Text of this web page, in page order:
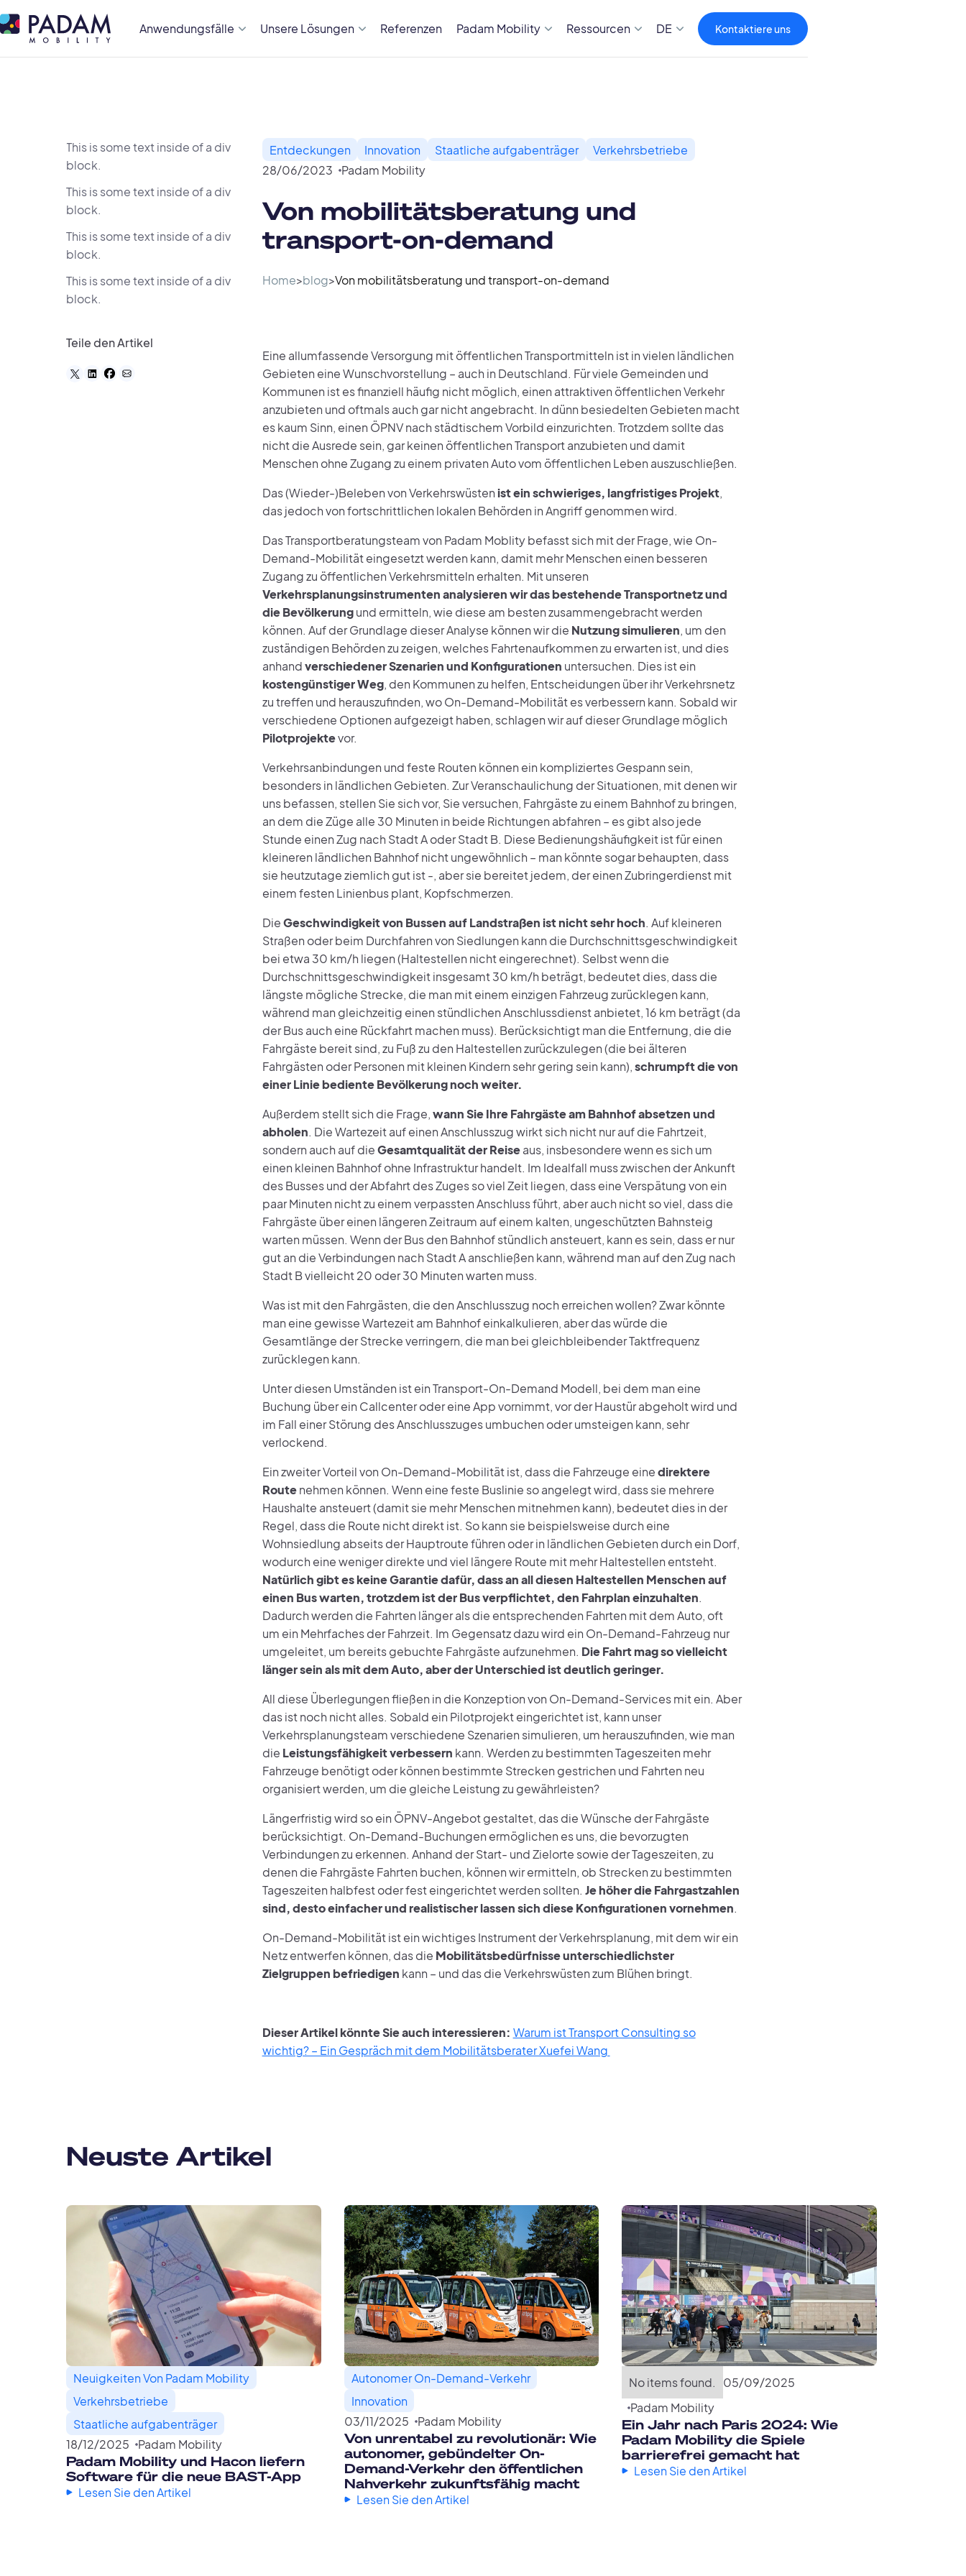
Anwendungsfälle Unsere Lösungen Referenzen Padam Mobility Ressourcen DE Kontaktiere uns
This is some text inside of a div
block.
This is some text inside of a div
block.
This is some text inside of a div
block.
This is some text inside of a div
block.
Teile den Artikel
Home>blog>Von mobilitätsberatung und transport-on-demand
Von mobilitätsberatung und
transport-on-demand
Entdeckungen Innovation Staatliche aufgabenträger
Verkehrsbetriebe
28/06/2023 Padam Mobility
Eine allumfassende Versorgung mit öffentlichen Transportmitteln ist in vielen ländlichen
Gebieten eine Wunschvorstellung – auch in Deutschland. Für viele Gemeinden und
Kommunen ist es finanziell häufig nicht möglich, einen attraktiven öffentlichen Verkehr
anzubieten und oftmals auch gar nicht angebracht. In dünn besiedelten Gebieten macht
es kaum Sinn, einen ÖPNV nach städtischem Vorbild einzurichten. Trotzdem sollte das
nicht die Ausrede sein, gar keinen öffentlichen Transport anzubieten und damit
Menschen ohne Zugang zu einem privaten Auto vom öffentlichen Leben auszuschließen.
Das (Wieder-)Beleben von Verkehrswüsten ist ein schwieriges, langfristiges Projekt,
das jedoch von fortschrittlichen lokalen Behörden in Angriff genommen wird.
Das Transportberatungsteam von Padam Moblity befasst sich mit der Frage, wie On-
Demand-Mobilität eingesetzt werden kann, damit mehr Menschen einen besseren
Zugang zu öffentlichen Verkehrsmitteln erhalten. Mit unseren
Verkehrsplanungsinstrumenten analysieren wir das bestehende Transportnetz und
die Bevölkerungund ermitteln, wie diese am besten zusammengebracht werden
können. Auf der Grundlage dieser Analyse können wir die Nutzung simulieren, um den
zuständigen Behörden zu zeigen, welches Fahrtenaufkommen zu erwarten ist, und dies
anhandverschiedener Szenarien und Konfigurationen untersuchen. Dies ist ein
kostengünstiger Weg, den Kommunen zu helfen, Entscheidungen über ihr Verkehrsnetz
zu treffen und herauszufinden, wo On-Demand-Mobilität es verbessern kann. Sobald wir
verschiedene Optionen aufgezeigt haben, schlagen wir auf dieser Grundlage möglich
Pilotprojektevor.
Verkehrsanbindungen und feste Routen können ein kompliziertes Gespann sein,
besonders in ländlichen Gebieten. Zur Veranschaulichung der Situationen, mit denen wir
uns befassen, stellen Sie sich vor, Sie versuchen, Fahrgäste zu einem Bahnhof zu bringen,
an dem die Züge alle 30 Minuten in beide Richtungen abfahren – es gibt also jede
Stunde einen Zug nach Stadt A oder Stadt B. Diese Bedienungshäufigkeit ist für einen
kleineren ländlichen Bahnhof nicht ungewöhnlich – man könnte sogar behaupten, dass
sie heutzutage ziemlich gut ist -, aber sie bereitet jedem, der einen Zubringerdienst mit
einem festen Linienbus plant, Kopfschmerzen.
DieGeschwindigkeit von Bussen auf Landstraßen ist nicht sehr hoch. Auf kleineren
Straßen oder beim Durchfahren von Siedlungen kann die Durchschnittsgeschwindigkeit
bei etwa 30 km/h liegen (Haltestellen nicht eingerechnet). Selbst wenn die
Durchschnittsgeschwindigkeit insgesamt 30 km/h beträgt, bedeutet dies, dass die
längste mögliche Strecke, die man mit einem einzigen Fahrzeug zurücklegen kann,
während man gleichzeitig einen stündlichen Anschlussdienst anbietet, 16 km beträgt (da
der Bus auch eine Rückfahrt machen muss). Berücksichtigt man die Entfernung, die die
Fahrgäste bereit sind, zu Fuß zu den Haltestellen zurückzulegen (die bei älteren
Fahrgästen oder Personen mit kleinen Kindern sehr gering sein kann),schrumpft die von
einer Linie bediente Bevölkerung noch weiter.
Außerdem stellt sich die Frage,wann Sie Ihre Fahrgäste am Bahnhof absetzen und
abholen. Die Wartezeit auf einen Anschlusszug wirkt sich nicht nur auf die Fahrtzeit,
sondern auch auf dieGesamtqualität der Reiseaus, insbesondere wenn es sich um
einen kleinen Bahnhof ohne Infrastruktur handelt. Im Idealfall muss zwischen der Ankunft
des Busses und der Abfahrt des Zuges so viel Zeit liegen, dass eine Verspätung von ein
paar Minuten nicht zu einem verpassten Anschluss führt, aber auch nicht so viel, dass die
Fahrgäste über einen längeren Zeitraum auf einem kalten, ungeschützten Bahnsteig
warten müssen. Wenn der Bus den Bahnhof stündlich ansteuert, kann es sein, dass er nur
gut an die Verbindungen nach Stadt A anschließen kann, während man auf den Zug nach
Stadt B vielleicht 20 oder 30 Minuten warten muss.
Was ist mit den Fahrgästen, die den Anschlusszug noch erreichen wollen? Zwar könnte
man eine gewisse Wartezeit am Bahnhof einkalkulieren, aber das würde die
Gesamtlänge der Strecke verringern, die man bei gleichbleibender Taktfrequenz
zurücklegen kann.
Unter diesen Umständen ist ein Transport-On-Demand Modell, bei dem man eine
Buchung über ein Callcenter oder eine App vornimmt, vor der Haustür abgeholt wird und
im Fall einer Störung des Anschlusszuges umbuchen oder umsteigen kann, sehr
verlockend.
Ein zweiter Vorteil von On-Demand-Mobilität ist, dass die Fahrzeuge einedirektere
Routenehmen können. Wenn eine feste Buslinie so angelegt wird, dass sie mehrere
Haushalte ansteuert (damit sie mehr Menschen mitnehmen kann), bedeutet dies in der
Regel, dass die Route nicht direkt ist. So kann sie beispielsweise durch eine
Wohnsiedlung abseits der Hauptroute führen oder in ländlichen Gebieten durch ein Dorf,
wodurch eine weniger direkte und viel längere Route mit mehr Haltestellen entsteht.
Natürlich gibt es keine Garantie dafür, dass an all diesen Haltestellen Menschen auf
einen Bus warten, trotzdem ist der Bus verpflichtet, den Fahrplan einzuhalten.
Dadurch werden die Fahrten länger als die entsprechenden Fahrten mit dem Auto, oft
um ein Mehrfaches der Fahrzeit. Im Gegensatz dazu wird ein On-Demand-Fahrzeug nur
umgeleitet, um bereits gebuchte Fahrgäste aufzunehmen. Die Fahrt mag so vielleicht
länger sein als mit dem Auto, aber der Unterschied ist deutlich geringer.
All diese Überlegungen fließen in die Konzeption von On-Demand-Services mit ein. Aber
das ist noch nicht alles. Sobald ein Pilotprojekt eingerichtet ist, kann unser
Verkehrsplanungsteam verschiedene Szenarien simulieren, um herauszufinden, wie man
die Leistungsfähigkeit verbessern kann. Werden zu bestimmten Tageszeiten mehr
Fahrzeuge benötigt oder können bestimmte Strecken gestrichen und Fahrten neu
organisiert werden, um die gleiche Leistung zu gewährleisten?
Längerfristig wird so ein ÖPNV-Angebot gestaltet, das die Wünsche der Fahrgäste
berücksichtigt. On-Demand-Buchungen ermöglichen es uns, die bevorzugten
Verbindungen zu erkennen. Anhand der Start- und Zielorte sowie der Tageszeiten, zu
denen die Fahrgäste Fahrten buchen, können wir ermitteln, ob Strecken zu bestimmten
Tageszeiten halbfest oder fest eingerichtet werden sollten. Je höher die Fahrgastzahlen
sind, desto einfacher und realistischer lassen sich diese Konfigurationen vornehmen.
On-Demand-Mobilität ist ein wichtiges Instrument der Verkehrsplanung, mit dem wir ein
Netz entwerfen können, das die Mobilitätsbedürfnisse unterschiedlichster
Zielgruppen befriedigen kann – und das die Verkehrswüsten zum Blühen bringt.
Dieser Artikel könnte Sie auch interessieren: Warum ist Transport Consulting so
wichtig? – Ein Gespräch mit dem Mobilitätsberater Xuefei Wang
Neuste Artikel
Neuigkeiten Von Padam Mobility
Verkehrsbetriebe
Staatliche aufgabenträger
18/12/2025 Padam Mobility
Padam Mobility und Hacon liefern
Software für die neue BAST-App
Lesen Sie den Artikel
Autonomer On-Demand-Verkehr
Innovation
03/11/2025 Padam Mobility
Von unrentabel zu revolutionär: Wie
autonomer, gebündelter On-
Demand-Verkehr den öffentlichen
Nahverkehr zukunftsfähig macht
Lesen Sie den Artikel
No items found. 05/09/2025
Padam Mobility
Ein Jahr nach Paris 2024: Wie
Padam Mobility die Spiele
barrierefrei gemacht hat
Lesen Sie den Artikel